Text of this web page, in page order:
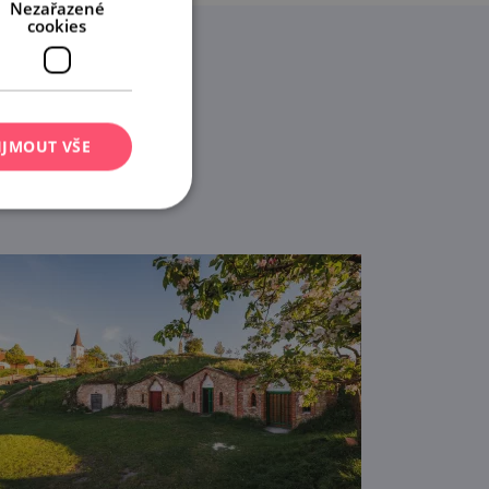
ně.
Nezařazené
cookies
VŠE